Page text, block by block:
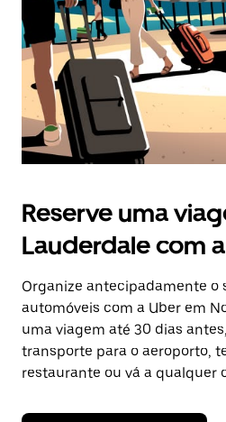
Reserve uma
Lauderdale com
Organize antecipadamente o
automóveis com a Uber em
uma viagem até 30 dias
transporte para o aeroporto,
restaurante ou vá a qualquer